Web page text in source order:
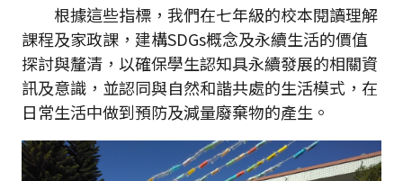
根據這些指標，我們在七年級的校本閱讀理解
課程及家政課，建構SDGs概念及永續生活的價值
探討與釐清，以確保學生認知具永續發展的相關資
訊及意識，並認同與自然和諧共處的生活模式，在
日常生活中做到預防及減量廢棄物的產生。